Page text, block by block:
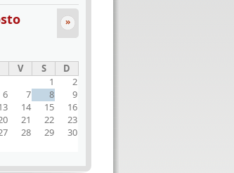
»
V S
D
1
2
6 7 8
9
14 15
16
21 22
23
28 29
30